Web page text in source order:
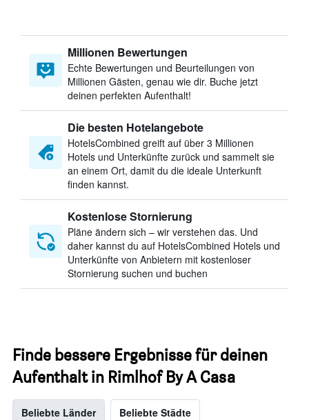
Millionen Bewertungen
Echte Bewertungen und Beurteilungen von
Millionen Gästen, genau wie dir. Buche jetzt
deinen perfekten Aufenthalt!
Die besten Hotelangebote
HotelsCombined greift auf über 3 Millionen
Hotels und Unterkünfte zurück und sammelt sie
an einem Ort, damit du die ideale Unterkunft
finden kannst.
Kostenlose Stornierung
Pläne ändern sich – wir verstehen das. Und
daher kannst du auf HotelsCombined Hotels und
Unterkünfte von Anbietern mit kostenloser
Stornierung suchen und buchen
Finde bessere Ergebnisse für deinen
Aufenthalt in Rimlhof By A Casa
Beliebte Länder Beliebte Städte